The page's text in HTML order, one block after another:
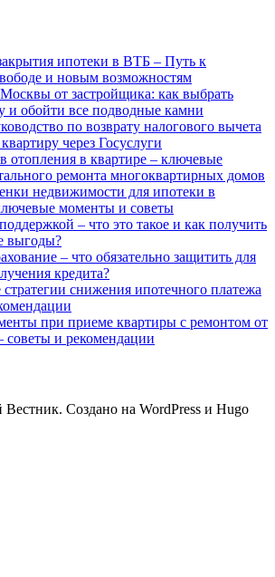
ипотеки в ВТБ – Путь к
и новым возможностям
от застройщика: как выбрать
и обойти все подводные камни
по возврату налогового вычета
через Госуслуги
отопления в квартире – ключевые
ремонта многоквартирных домов
недвижимости для ипотеки в
моменты и советы
– что это такое и как получить
выгоды?
– что обязательно защитить для
кредита?
снижения ипотечного платежа
при приеме квартиры с ремонтом от
советы и рекомендации
Создано на WordPress и Hugo